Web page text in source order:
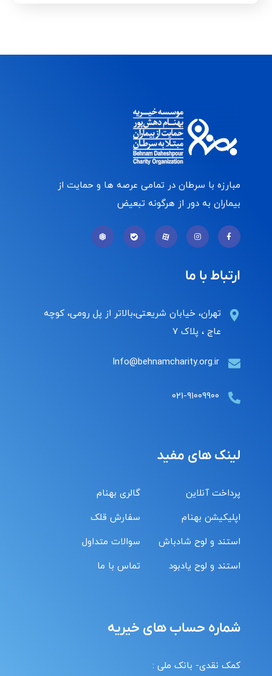
مبارزه با سرطان در تمامی عرصه ها و حمایت از
بیماران به دور از هرگونه تبعیض
ارتباط با ما
تهران، خیابان شریعتی،بالاتر از پل رومی، کوچه
عاج ، پلاک ۷
Info@behnamcharity.org.ir
۰۲۱-۹۱۰۰۹۹۰۰
لینک های مفید
پرداخت آنلاین
اپلیکیشن بهنام
استند و لوح شادباش
استند و لوح یادبود
گالری بهنام
سفارش قلک
سوالات متداول
تماس با ما
شماره حساب های خیریه
کمک نقدی- بانک ملی :